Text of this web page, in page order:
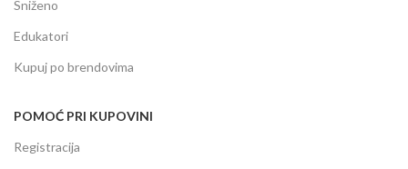
Sniženo
Edukatori
Kupuj po brendovima
POMOĆ PRI KUPOVINI
Registracija